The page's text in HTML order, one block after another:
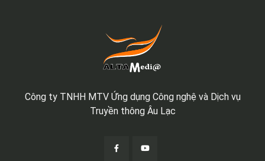
Công ty TNHH MTV Ứng dụng Công nghệ và Dịch vụ
Truyền thông Âu Lạc